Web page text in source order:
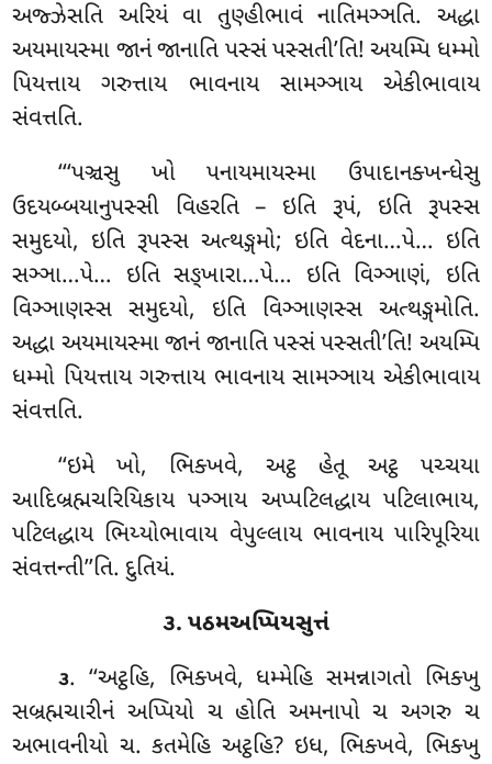
અજ્ઝેસતિ અરિયં વા તુણ્હીભાવં નાતિમઞ્ઞતિ. અદ્ધા
અયમાયસ્મા જાનં જાનાતિ પસ્સં પસ્સતી’તિ! અયમ્પિ ધમ્મો
પિયત્તાય ગરુત્તાય ભાવનાય સામઞ્ઞાય એકીભાવાય
સંવત્તતિ.
‘‘‘પઞ્ચસુ ખો પનાયમાયસ્મા ઉપાદાનક્ખન્ધેસુ
ઉદયબ્બયાનુપસ્સી વિહરતિ – ઇતિ રૂપં, ઇતિ રૂપસ્સ
સમુદયો, ઇતિ રૂપસ્સ અત્થઙ્ગમો; ઇતિ વેદના…પે… ઇતિ
સઞ્ઞા…પે… ઇતિ સઙ્ખારા…પે… ઇતિ વિઞ્ઞાણં, ઇતિ
વિઞ્ઞાણસ્સ સમુદયો, ઇતિ વિઞ્ઞાણસ્સ અત્થઙ્ગમોતિ.
અદ્ધા અયમાયસ્મા જાનં જાનાતિ પસ્સં પસ્સતી’તિ! અયમ્પિ
ધમ્મો પિયત્તાય ગરુત્તાય ભાવનાય સામઞ્ઞાય એકીભાવાય
સંવત્તતિ.
‘‘ઇમે ખો, ભિક્ખવે, અટ્ઠ હેતૂ અટ્ઠ પચ્ચયા
આદિબ્રહ્મચરિયિકાય પઞ્ઞાય અપ્પટિલદ્ધાય પટિલાભાય,
પટિલદ્ધાય ભિય્યોભાવાય વેપુલ્લાય ભાવનાય પારિપૂરિયા
સંવત્તન્તી’’તિ. દુતિયં.
૩. પઠમઅપ્પિયસુત્તં
૩. ‘‘અટ્ઠહિ, ભિક્ખવે, ધમ્મેહિ સમન્નાગતો ભિક્ખુ
સબ્રહ્મચારીનં અપ્પિયો ચ હોતિ અમનાપો ચ અગરુ ચ
અભાવનીયો ચ. કતમેહિ અટ્ઠહિ? ઇધ, ભિક્ખવે, ભિક્ખુ